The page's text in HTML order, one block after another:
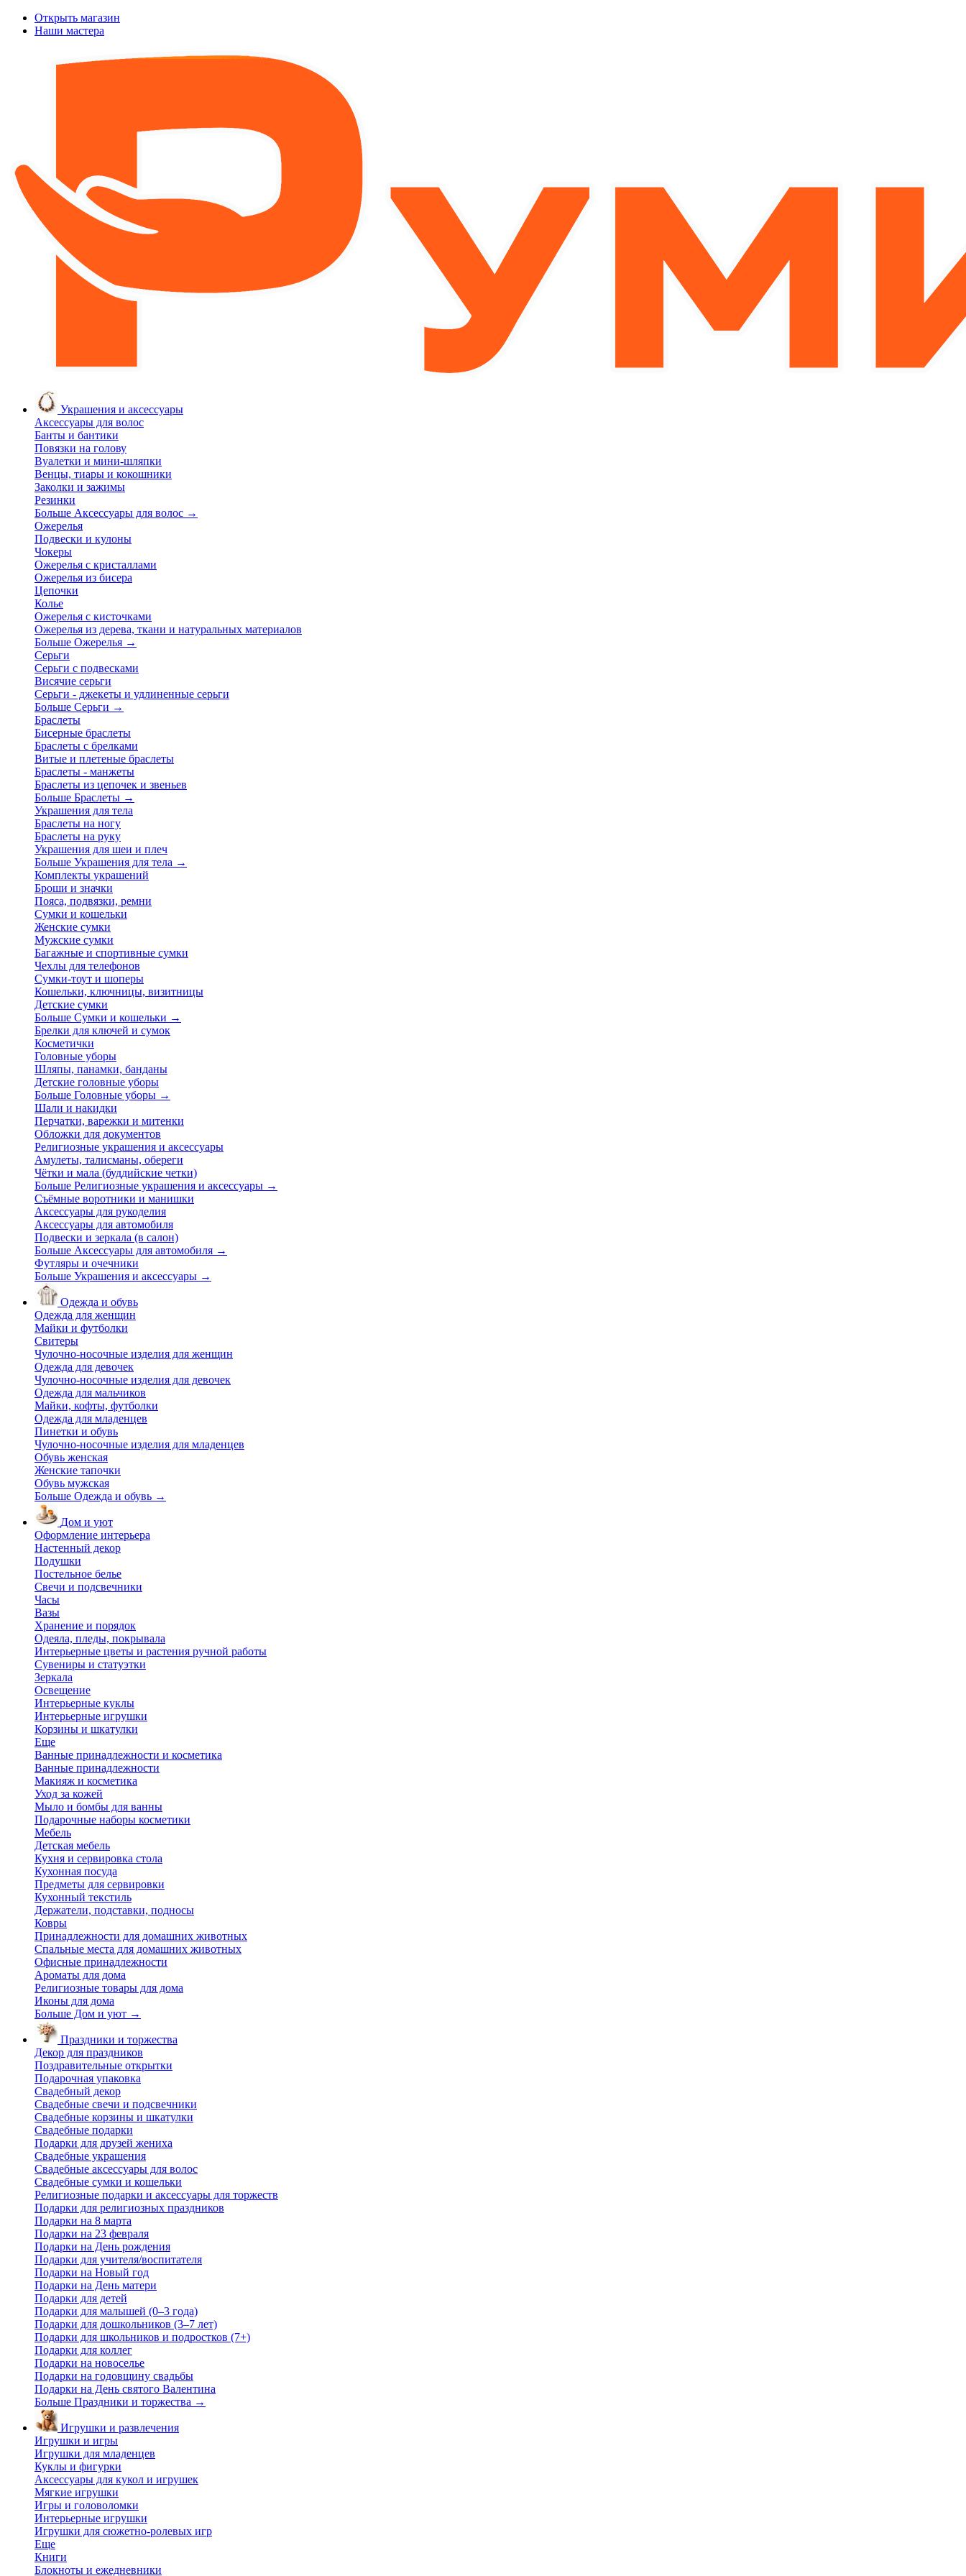
Открыть магазин
Наши мастера
Украшения и аксессуары
Аксессуары для волос
Банты и бантики
Повязки на голову
Вуалетки и мини-шляпки
Венцы, тиары и кокошники
Заколки и зажимы
Резинки
Больше Аксессуары для волос →
Ожерелья
Подвески и кулоны
Чокеры
Ожерелья с кристаллами
Ожерелья из бисера
Цепочки
Колье
Ожерелья с кисточками
Ожерелья из дерева, ткани и натуральных материалов
Больше Ожерелья →
Серьги
Серьги с подвесками
Висячие серьги
Серьги - джекеты и удлиненные серьги
Больше Серьги →
Браслеты
Бисерные браслеты
Браслеты с брелками
Витые и плетеные браслеты
Браслеты - манжеты
Браслеты из цепочек и звеньев
Больше Браслеты →
Украшения для тела
Браслеты на ногу
Браслеты на руку
Украшения для шеи и плеч
Больше Украшения для тела →
Комплекты украшений
Броши и значки
Пояса, подвязки, ремни
Сумки и кошельки
Женские сумки
Мужские сумки
Багажные и спортивные сумки
Чехлы для телефонов
Сумки-тоут и шоперы
Кошельки, ключницы, визитницы
Детские сумки
Больше Сумки и кошельки →
Брелки для ключей и сумок
Косметички
Головные уборы
Шляпы, панамки, банданы
Детские головные уборы
Больше Головные уборы →
Шали и накидки
Перчатки, варежки и митенки
Обложки для документов
Религиозные украшения и аксессуары
Амулеты, талисманы, обереги
Чётки и мала (буддийские четки)
Больше Религиозные украшения и аксессуары →
Съёмные воротники и манишки
Аксессуары для рукоделия
Аксессуары для автомобиля
Подвески и зеркала (в салон)
Больше Аксессуары для автомобиля →
Футляры и очечники
Больше Украшения и аксессуары →
Одежда и обувь
Одежда для женщин
Майки и футболки
Свитеры
Чулочно-носочные изделия для женщин
Одежда для девочек
Чулочно-носочные изделия для девочек
Одежда для мальчиков
Майки, кофты, футболки
Одежда для младенцев
Пинетки и обувь
Чулочно-носочные изделия для младенцев
Обувь женская
Женские тапочки
Обувь мужская
Больше Одежда и обувь →
Дом и уют
Оформление интерьера
Настенный декор
Подушки
Постельное белье
Свечи и подсвечники
Часы
Вазы
Хранение и порядок
Одеяла, пледы, покрывала
Интерьерные цветы и растения ручной работы
Сувениры и статуэтки
Зеркала
Освещение
Интерьерные куклы
Интерьерные игрушки
Корзины и шкатулки
Еще
Ванные принадлежности и косметика
Ванные принадлежности
Макияж и косметика
Уход за кожей
Мыло и бомбы для ванны
Подарочные наборы косметики
Мебель
Детская мебель
Кухня и сервировка стола
Кухонная посуда
Предметы для сервировки
Кухонный текстиль
Держатели, подставки, подносы
Ковры
Принадлежности для домашних животных
Спальные места для домашних животных
Офисные принадлежности
Ароматы для дома
Религиозные товары для дома
Иконы для дома
Больше Дом и уют →
Праздники и торжества
Декор для праздников
Поздравительные открытки
Подарочная упаковка
Свадебный декор
Свадебные свечи и подсвечники
Свадебные корзины и шкатулки
Свадебные подарки
Подарки для друзей жениха
Свадебные украшения
Свадебные аксессуары для волос
Свадебные сумки и кошельки
Религиозные подарки и аксессуары для торжеств
Подарки для религиозных праздников
Подарки на 8 марта
Подарки на 23 февраля
Подарки на День рождения
Подарки для учителя/воспитателя
Подарки на Новый год
Подарки на День матери
Подарки для детей
Подарки для малышей (0–3 года)
Подарки для дошкольников (3–7 лет)
Подарки для школьников и подростков (7+)
Подарки для коллег
Подарки на новоселье
Подарки на годовщину свадьбы
Подарки на День святого Валентина
Больше Праздники и торжества →
Игрушки и развлечения
Игрушки и игры
Игрушки для младенцев
Куклы и фигурки
Аксессуары для кукол и игрушек
Мягкие игрушки
Игры и головоломки
Интерьерные игрушки
Игрушки для сюжетно-ролевых игр
Еще
Книги
Блокноты и ежедневники